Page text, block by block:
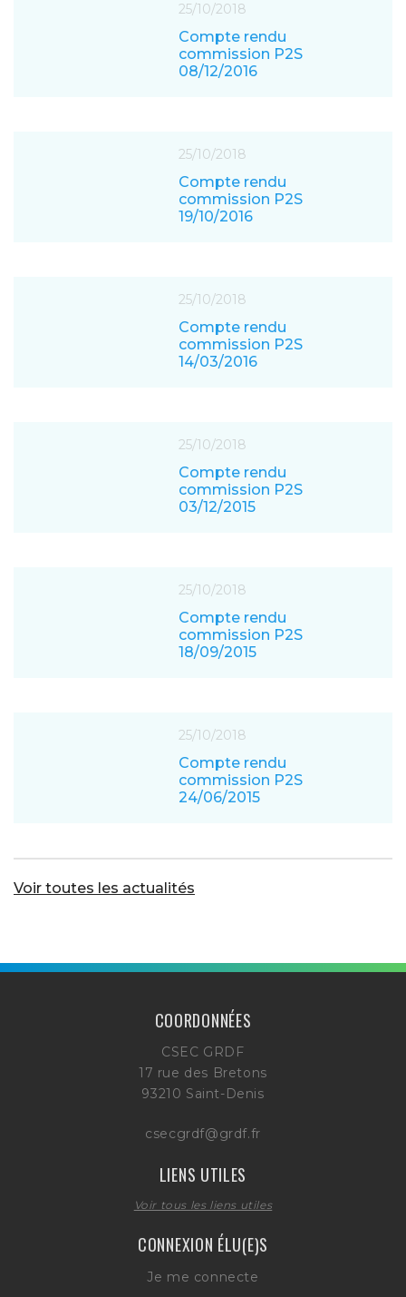
25/10/2018
Compte rendu
commission P2S
08/12/2016
25/10/2018
Compte rendu
commission P2S
19/10/2016
25/10/2018
Compte rendu
commission P2S
14/03/2016
25/10/2018
Compte rendu
commission P2S
03/12/2015
25/10/2018
Compte rendu
commission P2S
18/09/2015
25/10/2018
Compte rendu
commission P2S
24/06/2015
Voir toutes les actualités
COORDONNÉES
CSEC GRDF
17 rue des Bretons
93210 Saint-Denis
csecgrdf@grdf.fr
LIENS UTILES
Voir tous les liens utiles
CONNEXION ÉLU(E)S
Je me connecte